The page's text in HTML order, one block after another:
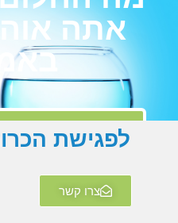
אתה
פה יש שאלוןלפגישת
צרו קשר